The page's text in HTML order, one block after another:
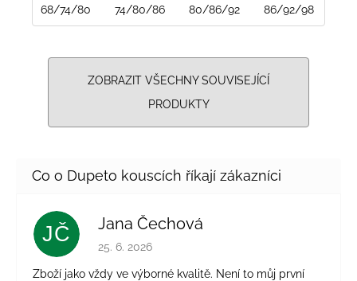
68/74/80 74/80/86 80/86/92 86/92/98
ZOBRAZIT VŠECHNY SOUVISEJÍCÍ
PRODUKTY
JČ Jana Čechová
Hodnocení obchodu je 5 z 5 hvězdiček.
25. 6. 2026
Zboží jako vždy ve výborné kvalitě. Není to můj první